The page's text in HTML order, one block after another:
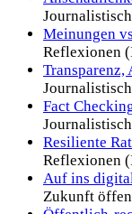
Meinungen
Reflexionen
Transparenz,
Fact
Resiliente
Reflexionen
Auf ins
Zukunft